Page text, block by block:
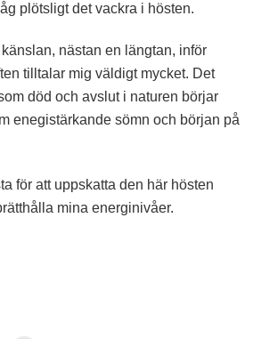
plötsligt det vackra i hösten.
nästan en längtan, inför
tilltalar mig väldigt mycket. Det
död och avslut i naturen börjar
enegistärkande sömn och början på
för att uppskatta den här hösten
mina energinivåer.